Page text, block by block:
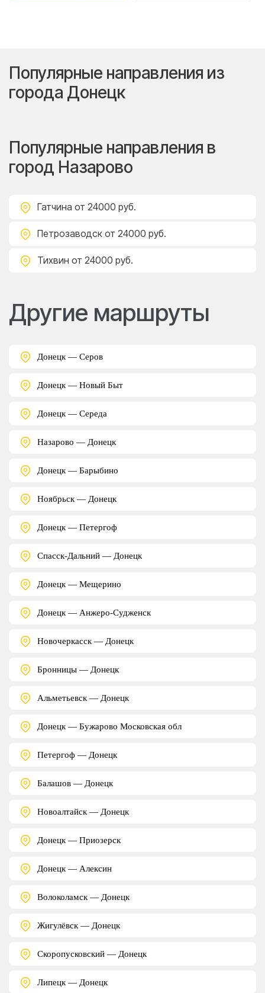
Популярные направления из
города Донецк
Популярные направления в
город Назарово
Гатчина от 24000 руб.
Петрозаводск от 24000 руб.
Тихвин от 24000 руб.
Другие маршруты
Донецк — Серов
Донецк — Новый Быт
Донецк — Середа
Назарово — Донецк
Донецк — Барыбино
Ноябрьск — Донецк
Донецк — Петергоф
Спасск-Дальний — Донецк
Донецк — Мещерино
Донецк — Анжеро-Судженск
Новочеркасск — Донецк
Бронницы — Донецк
Альметьевск — Донецк
Донецк — Бужарово Московская обл
Петергоф — Донецк
Балашов — Донецк
Новоалтайск — Донецк
Донецк — Приозерск
Донецк — Алексин
Волоколамск — Донецк
Жигулёвск — Донецк
Скоропусковский — Донецк
Липецк — Донецк